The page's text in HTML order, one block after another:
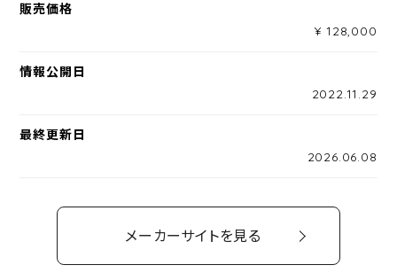
販売価格
¥ 128,000
情報公開日
2022.11.29
最終更新日
2026.06.08
メーカーサイトを見る